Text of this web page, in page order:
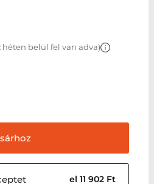
héten belül fel van adva)
el 11 902 Ft